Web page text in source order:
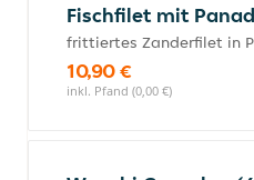
Fischfilet mit
frittiertes Zanderfilet in
10,90 €
inkl. Pfand (0,00 €)